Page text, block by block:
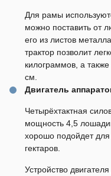
Для рамы
можно поставить от
его из листов
трактор позволит
килограммов, а
см.
Двигатель
Четырёхтактная
мощность 4,5
хорошо подойдет
гектаров.
Устройство